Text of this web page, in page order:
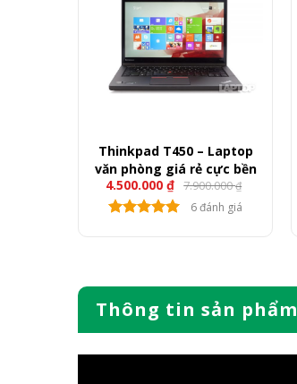
Thinkpad T450 – Laptop
văn phòng giá rẻ cực bền
4.500.000₫ 7.900.000₫
6 đánh giá
Thông tin sản phẩm